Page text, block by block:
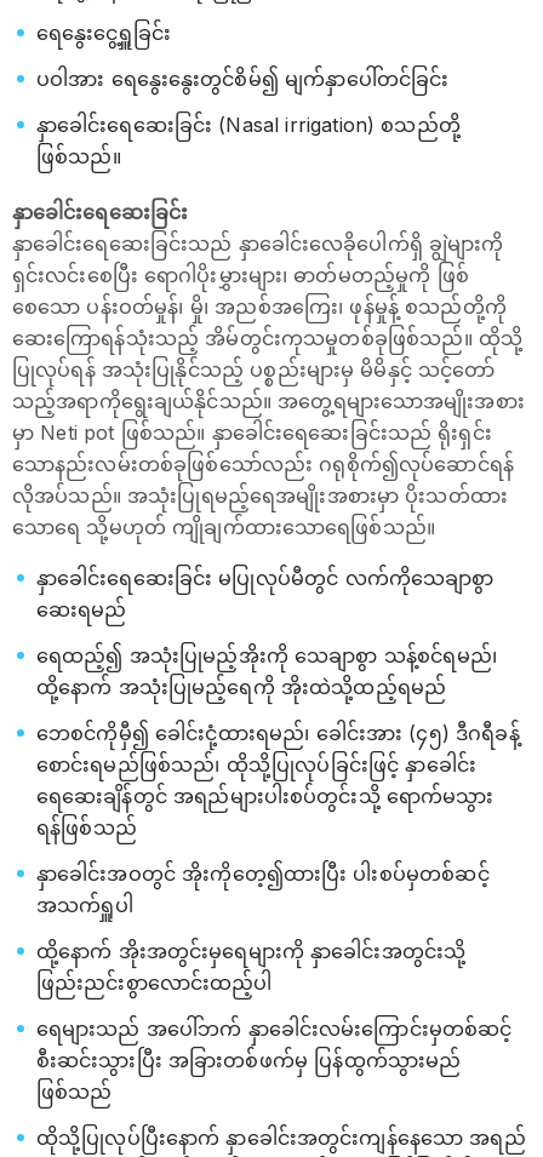
ရေ‌နွေးငွေ့ရှူခြင်း
ပဝါအား ရေနွေးနွေးတွင်စိမ်၍ မျက်နှာပေါ်တင်ခြင်း
နှာခေါင်းရေဆေးခြင်း (Nasal irrigation) စသည်တို့
ဖြစ်သည်။
နှာခေါင်းရေဆေးခြင်း
နှာခေါင်းရေဆေးခြင်းသည် နှာခေါင်းလေခိုပေါက်ရှိ ချွဲများကို
ရှင်းလင်းစေပြီး ရောဂါပိုးမွှားများ၊ ဓာတ်မတည့်မှုကို ဖြစ်
စေသော ပန်းဝတ်မှုန်၊ မှို၊ အညစ်အကြေး၊ ဖုန်မှုန့် စသည်တို့ကို
ဆေးကြောရန်သုံးသည့် အိမ်တွင်းကုသမှုတစ်ခုဖြစ်သည်။ ထိုသို့
ပြုလုပ်ရန် အသုံးပြုနိုင်သည့် ပစ္စည်းများမှ မိမိနှင့် သင့်တော်
သည့်အရာကိုရွေးချယ်နိုင်သည်။ အတွေ့ရများသောအမျိုးအစား
မှာ Neti pot ဖြစ်သည်။ နှာခေါင်းရေဆေးခြင်းသည် ရိုးရှင်း
သောနည်းလမ်းတစ်ခုဖြစ်သော်လည်း ဂရုစိုက်၍လုပ်ဆောင်ရန်
လိုအပ်သည်။ အသုံးပြုရမည့်ရေအမျိုးအစားမှာ ပိုးသတ်ထား
သောရေ သို့မဟုတ် ကျိုချက်ထားသောရေဖြစ်သည်။
နှာခေါင်းရေဆေးခြင်း မပြုလုပ်မီတွင် လက်ကိုသေချာစွာ
ဆေးရမည်
ရေထည့်၍ အသုံးပြုမည့်အိုးကို သေချာစွာ သန့်စင်ရမည်၊
ထို့နောက် အသုံးပြုမည့်ရေကို အိုးထဲသို့ထည့်ရမည်
ဘေစင်ကိုမှီ၍ ခေါင်းငုံ့ထားရမည်၊ ခေါင်းအား (၄၅) ဒီဂရီခန့်
စောင်းရမည်ဖြစ်သည်၊ ထိုသို့ပြုလုပ်ခြင်းဖြင့် နှာခေါင်း
ရေဆေးချိန်တွင် အရည်များပါးစပ်တွင်းသို့ ရောက်မသွား
ရန်ဖြစ်သည်
နှာခေါင်းအဝတွင် အိုးကိုတေ့၍ထားပြီး ပါးစပ်မှတစ်ဆင့်
အသက်ရှူပါ
ထို့နောက် အိုးအတွင်းမှရေများကို နှာခေါင်းအတွင်းသို့
ဖြည်းညင်းစွာလောင်းထည့်ပါ
ရေများသည် အပေါ်ဘက် နှာခေါင်းလမ်းကြောင်းမှတစ်ဆင့်
စီးဆင်းသွားပြီး အခြားတစ်ဖက်မှ ပြန်ထွက်သွားမည်
ဖြစ်သည်
ထိုသို့ပြုလုပ်ပြီးနောက် နှာခေါင်းအတွင်းကျန်နေသော အရည်